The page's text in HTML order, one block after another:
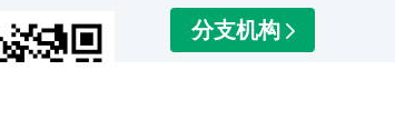
分支机构